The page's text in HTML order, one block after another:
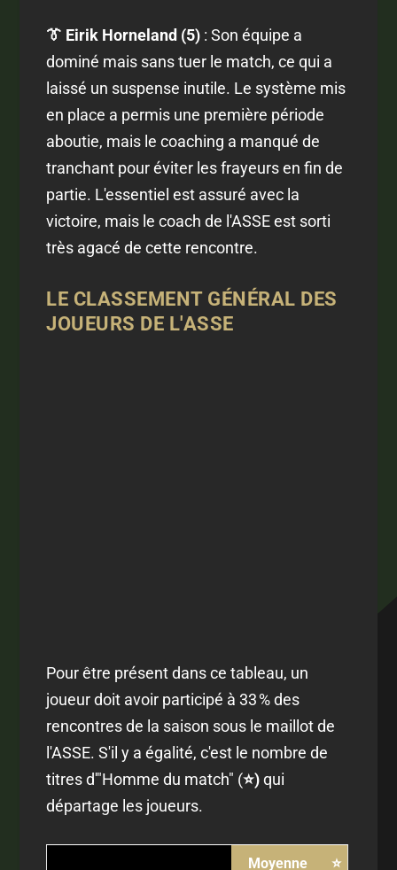
👔 Eirik Horneland (5) : Son équipe a
dominé mais sans tuer le match, ce qui a
laissé un suspense inutile. Le système mis
en place a permis une première période
aboutie, mais le coaching a manqué de
tranchant pour éviter les frayeurs en fin de
partie. L'essentiel est assuré avec la
victoire, mais le coach de l'ASSE est sorti
très agacé de cette rencontre.
LE CLASSEMENT GÉNÉRAL DES
JOUEURS DE L'ASSE
Pour être présent dans ce tableau, un
joueur doit avoir participé à 33 % des
rencontres de la saison sous le maillot de
l'ASSE. S'il y a égalité, c'est le nombre de
titres d'"Homme du match" (⭐)qui
départage les joueurs.
Moyenne ⭐